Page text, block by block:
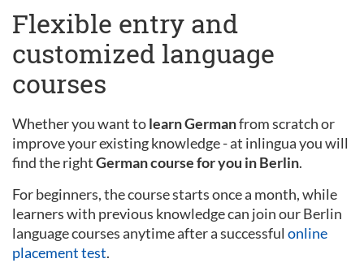
Flexible entry and
customized language
courses
Whether you want tolearn Germanfrom scratch or
improve your existing knowledge - at inlingua you will
find the rightGerman course for you in Berlin.
For beginners, the course starts once a month, while
learners with previous knowledge can join our Berlin
language courses anytime after a successful online
placement test.